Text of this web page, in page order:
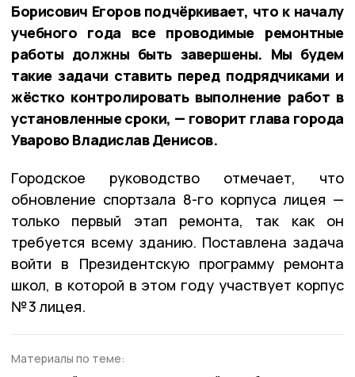
Борисович Егоров подчёркивает, что к началу
учебного года все проводимые ремонтные
работы должны быть завершены. Мы будем
такие задачи ставить перед подрядчиками и
жёстко контролировать выполнение работ в
установленные сроки, — говорит глава города
Уварово Владислав Денисов.
Городское руководство отмечает, что
обновление спортзала 8-го корпуса лицея —
только первый этап ремонта, так как он
требуется всему зданию. Поставлена задача
войти в Президентскую программу ремонта
школ, в которой в этом году участвует корпус
№ 3 лицея.
Материалы по теме: